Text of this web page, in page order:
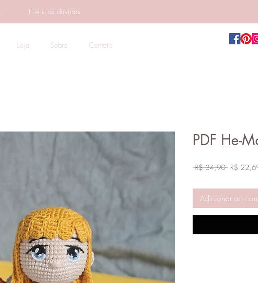
Tire suas dúvidas
PDF He-
R$ 34,90 Preço
R$
Adicionar ao
Loja Sobre Contato